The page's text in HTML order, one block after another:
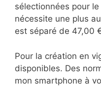
sélectionnées pour
nécessite une plus
est séparé de 47,00
Pour la création en
disponibles. Des
mon smartphone à